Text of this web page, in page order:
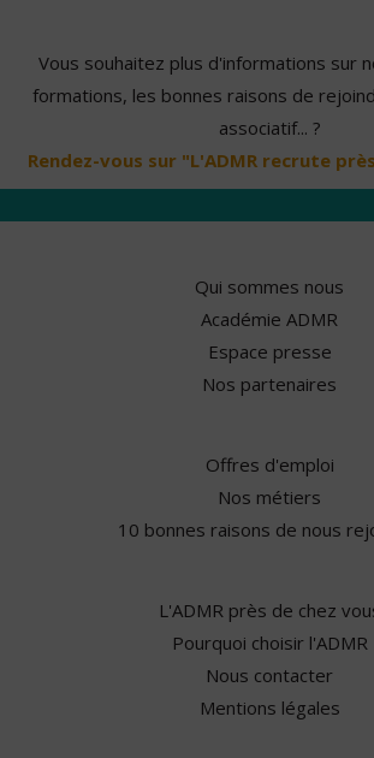
Vous souhaitez plus d'informations sur
formations, les bonnes raisons de
associatif... ?
Rendez-vous sur "L'ADMR recrute
Qui sommes nous
Académie ADMR
Espace presse
Nos partenaires
Offres d'emploi
Nos métiers
10 bonnes raisons de nous
L'ADMR près de chez
Pourquoi choisir l'ADMR
Nous contacter
Mentions légales